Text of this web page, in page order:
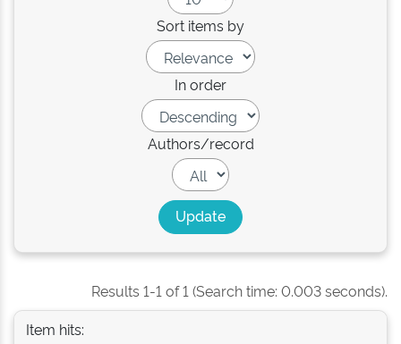
Sort items by
In order
Authors/record
Results 1-1 of 1 (Search time: 0.003 seconds).
Item hits: